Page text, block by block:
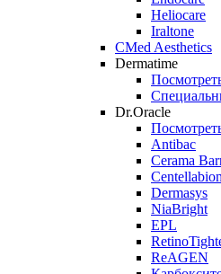
Heliocare
Iraltone
CMed Aesthetics
Dermatime
Dr.Oracle
Antibac
Cerama
Dermasys
NiaBright
EPL
ReAGEN